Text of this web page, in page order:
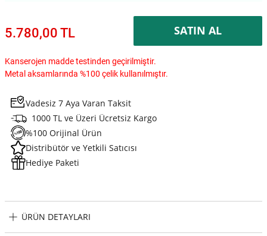
5.780,00 TL SATIN AL
Kanserojen madde testinden geçirilmiştir.
Metal aksamlarında %100 çelik kullanılmıştır.
Vadesiz 7 Aya Varan Taksit
1000 TL ve Üzeri Ücretsiz Kargo
%100 Orijinal Ürün
Distribütör ve Yetkili Satıcısı
Hediye Paketi
ÜRÜN DETAYLARI